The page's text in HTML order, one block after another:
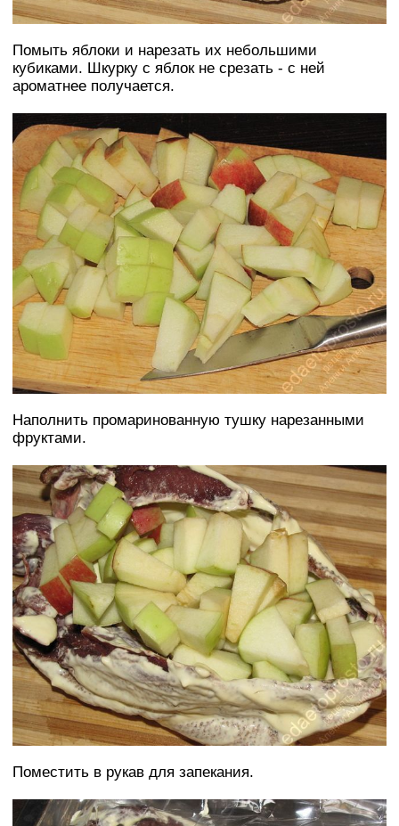
Помыть яблоки и нарезать их небольшими
кубиками. Шкурку с яблок не срезать - с ней
ароматнее получается.
Наполнить промаринованную тушку нарезанными
фруктами.
Поместить в рукав для запекания.